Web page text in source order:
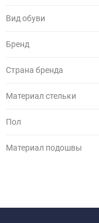
Вид обуви
Бренд
Страна бренда
Материал стельки
Пол
Материал подошвы